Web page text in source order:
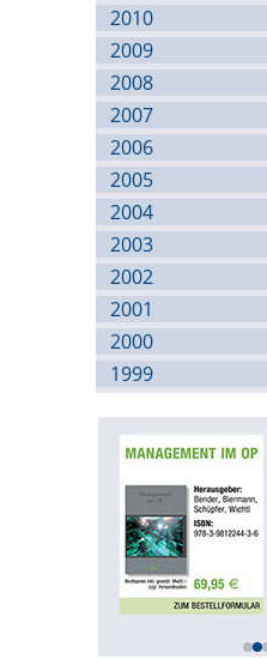
2010
2009
2008
2007
2006
2005
2004
2003
2002
2001
2000
1999